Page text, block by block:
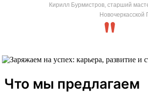
Кирилл Бурмистров, старший
Новочеркасской
Что мы предлагаем